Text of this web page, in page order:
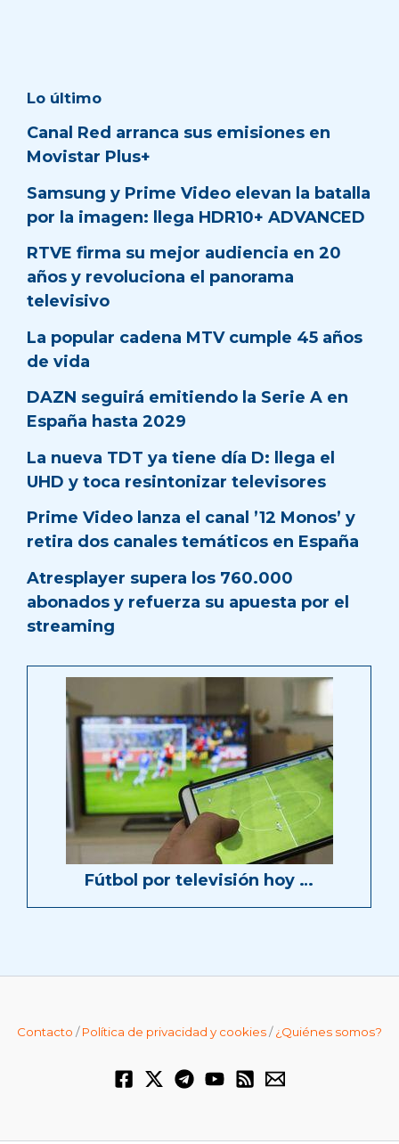
Lo último
Canal Red arranca sus emisiones en
Movistar Plus+
Samsung y Prime Video elevan la batalla
por la imagen: llega HDR10+ ADVANCED
RTVE firma su mejor audiencia en 20
años y revoluciona el panorama
televisivo
La popular cadena MTV cumple 45 años
de vida
DAZN seguirá emitiendo la Serie A en
España hasta 2029
La nueva TDT ya tiene día D: llega el
UHD y toca resintonizar televisores
Prime Video lanza el canal ’12 Monos’ y
retira dos canales temáticos en España
Atresplayer supera los 760.000
abonados y refuerza su apuesta por el
streaming
Fútbol por televisión hoy …
Contacto /Política de privacidad y cookies/¿Quiénes somos?